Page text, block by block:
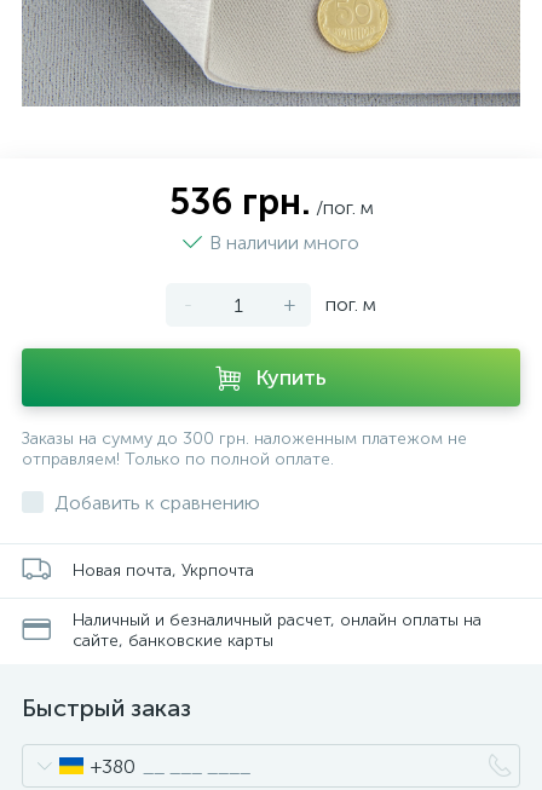
536 грн. /пог. м
В наличии много
- + пог. м
Купить
Заказы на сумму до 300 грн. наложенным платежом не
отправляем! Только по полной оплате.
Добавить к сравнению
Новая почта, Укрпочта
Наличный и безналичный расчет, онлайн оплаты на
сайте, банковские карты
Быстрый заказ
+380